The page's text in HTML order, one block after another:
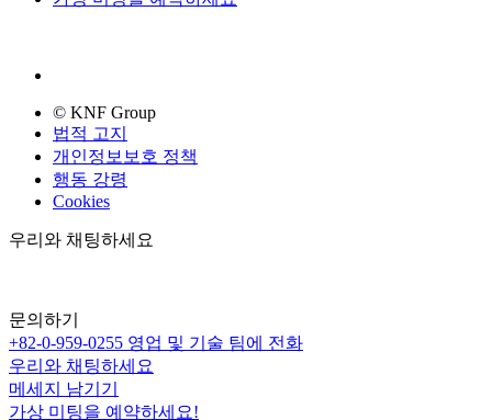
© KNF Group
법적 고지
개인정보보호 정책
행동 강령
Cookies
우리와 채팅하세요
문의하기
+82-0-959-0255 영업 및 기술 팀에 전화
우리와 채팅하세요
메세지 남기기
가상 미팅을 예약하세요!